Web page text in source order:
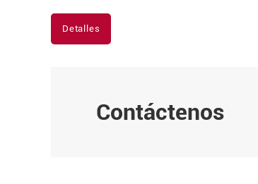
Detalles
Contáctenos